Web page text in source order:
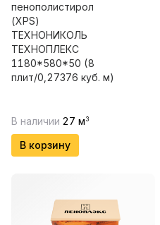
пенополистирол
(XPS)
ТЕХНОНИКОЛЬ
ТЕХНОПЛЕКС
1180*580*50 (8
плит/0,27376 куб. м)
В наличии 27 м 3
В корзину